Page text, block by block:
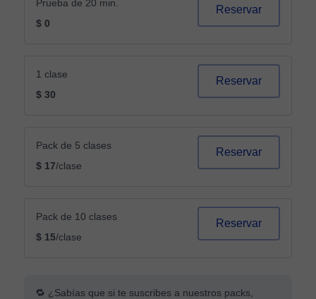
Prueba de 20 min.
$ 0
Reservar
1 clase
$ 30
Reservar
Pack de 5 clases
$ 17/clase
Reservar
Pack de 10 clases
$ 15/clase
Reservar
🔁 ¿Sabías que si te suscribes a nuestros packs,